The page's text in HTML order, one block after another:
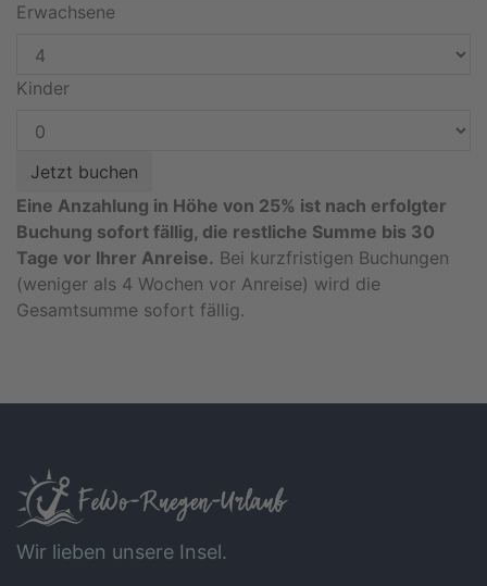
Erwachsene
Kinder
Eine Anzahlung in Höhe von 25% ist nach erfolgter
Buchung sofort fällig, die restliche Summe bis 30
Tage vor Ihrer Anreise. Bei kurzfristigen Buchungen
(weniger als 4 Wochen vor Anreise) wird die
Gesamtsumme sofort fällig.
Wir lieben unsere Insel.